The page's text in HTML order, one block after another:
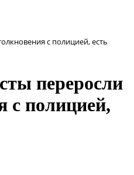
с полицией, есть
переросли
с полицией,